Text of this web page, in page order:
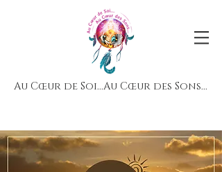
Au Cœur de Soi...Au Cœur des Sons...